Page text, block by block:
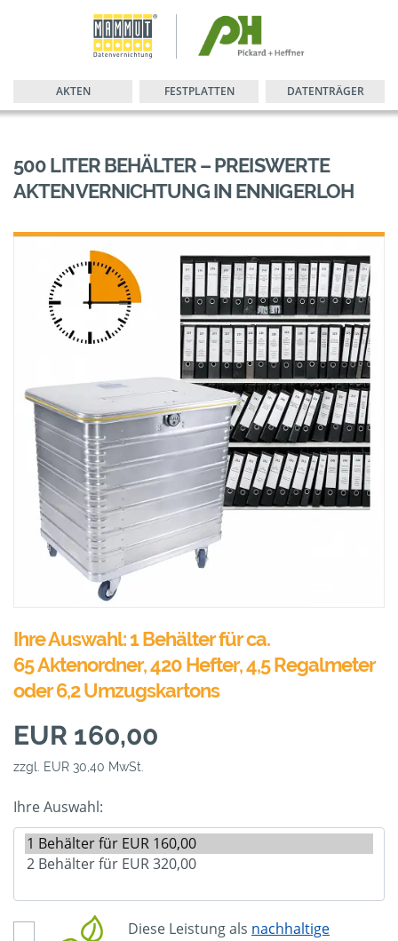
AKTEN FESTPLATTEN DATENTRÄGER
500 LITER BEHÄLTER – PREISWERTE
AKTENVERNICHTUNG IN ENNIGERLOH
Ihre Auswahl: 1 Behälter für ca.
65 Aktenordner, 420 Hefter, 4,5 Regalmeter
oder 6,2 Umzugskartons
EUR 160,00
zzgl. EUR 30,40 MwSt.
Ihre Auswahl:
Diese Leistung als nachhaltige